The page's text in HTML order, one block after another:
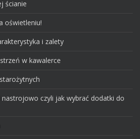
ścianie
oświetleniu!
i zalety
w kawalerce
czyli jak wybrać dodatki do